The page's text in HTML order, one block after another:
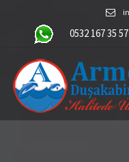
content
0532 167 35 57